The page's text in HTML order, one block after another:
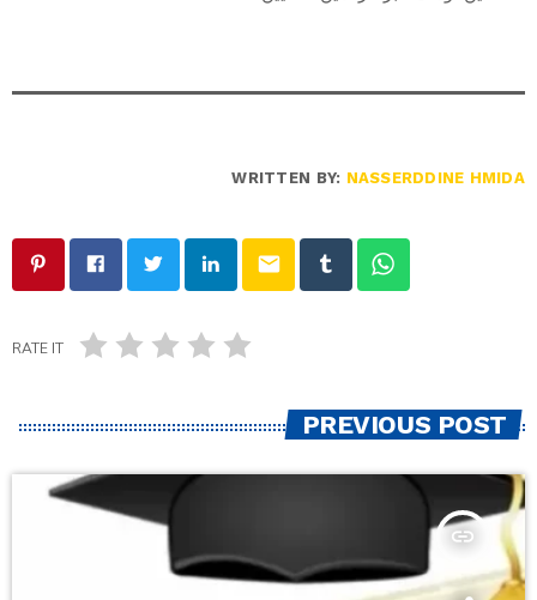
WRITTEN BY: NASSERDDINE HMIDA
email
RATE IT
PREVIOUS POST
insert_link